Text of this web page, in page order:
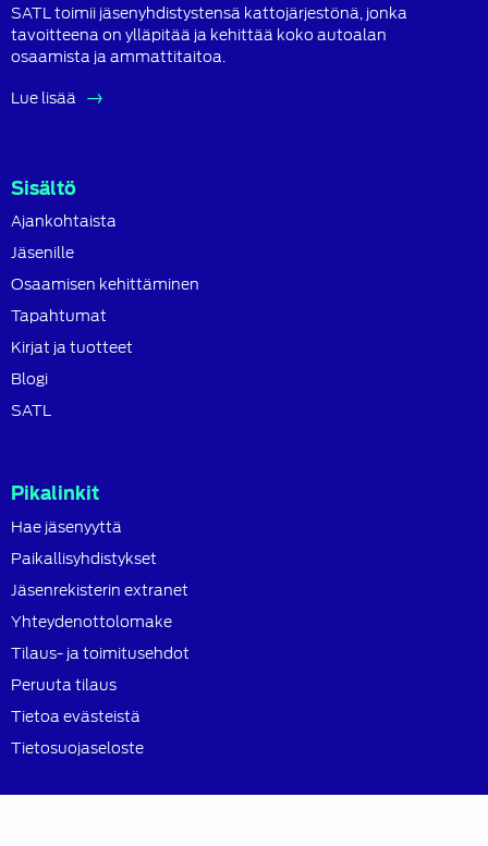
SATL toimii jäsenyhdistystensä kattojärjestönä, jonka
tavoitteena on ylläpitää ja kehittää koko autoalan
osaamista ja ammattitaitoa.
Lue lisää
Sisältö
Ajankohtaista
Jäsenille
Osaamisen kehittäminen
Tapahtumat
Kirjat ja tuotteet
Blogi
SATL
Pikalinkit
Hae jäsenyyttä
Paikallisyhdistykset
Jäsenrekisterin extranet
Yhteydenottolomake
Tilaus- ja toimitusehdot
Peruuta tilaus
Tietoa evästeistä
Tietosuojaseloste